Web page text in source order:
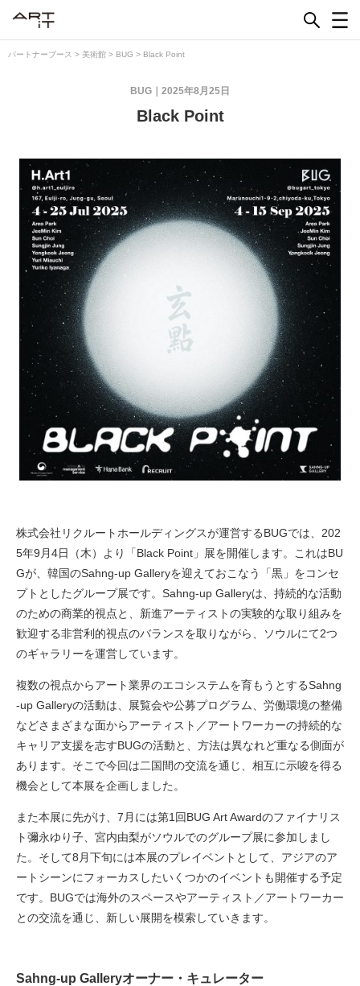
パートナーブース > 美術館 > BUG > Black Point
2025年8月25日
BUG
Black Point
株式会社リクルートホールディングスが運営するBUGでは、202
5年9月4日（木）より「Black Point」展を開催します。これはBU
Gが、韓国のSahng-up Galleryを迎えておこなう「黒」をコンセ
プトとしたグループ展です。Sahng-up Galleryは、持続的な活動
のための商業的視点と、新進アーティストの実験的な取り組みを
歓迎する非営利的視点のバランスを取りながら、ソウルにて2つ
のギャラリーを運営しています。
複数の視点からアート業界のエコシステムを育もうとするSahng
-up Galleryの活動は、展覧会や公募プログラム、労働環境の整備
などさまざまな面からアーティスト／アートワーカーの持続的な
キャリア支援を志すBUGの活動と、方法は異なれど重なる側面が
あります。そこで今回は二国間の交流を通じ、相互に示唆を得る
機会として本展を企画しました。
また本展に先がけ、7月には第1回BUG Art Awardのファイナリス
ト彌永ゆり子、宮内由梨がソウルでのグループ展に参加しまし
た。そして8月下旬には本展のプレイベントとして、アジアのア
ートシーンにフォーカスしたいくつかのイベントも開催する予定
です。BUGでは海外のスペースやアーティスト／アートワーカー
との交流を通じ、新しい展開を模索していきます。
Sahng-up Galleryオーナー・キュレーター